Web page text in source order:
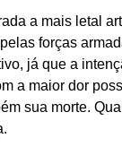
a mais letal
forças
já que a
a maior dor
sua morte.